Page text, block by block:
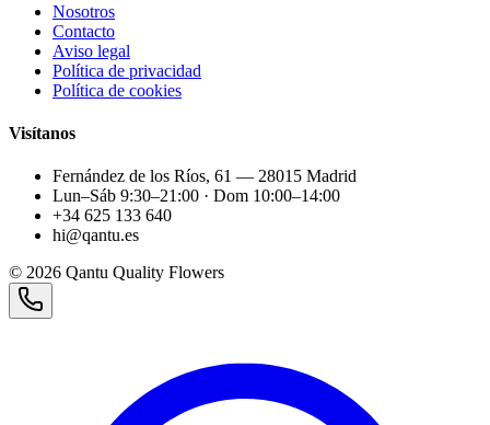
Nosotros
Contacto
Aviso legal
Política de privacidad
Política de cookies
Visítanos
Fernández de los Ríos, 61 — 28015 Madrid
Lun–Sáb 9:30–21:00 · Dom 10:00–14:00
+34 625 133 640
hi@qantu.es
© 2026 Qantu Quality Flowers